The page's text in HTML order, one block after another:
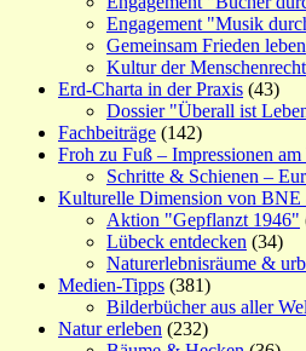
Engagement "Musik
Gemeinsam Frieden leben
Kultur der
Erd-Charta in der Praxis (43)
Dossier "Überall ist
Fachbeiträge (142)
Froh zu Fuß – Impressionen am
Schritte & Schienen –
Kulturelle Dimension von BNE
Aktion "Gepflanzt 1946"
Lübeck entdecken (34)
Naturerlebnisräume &
Medien-Tipps (381)
Bilderbücher aus aller
Natur erleben (232)